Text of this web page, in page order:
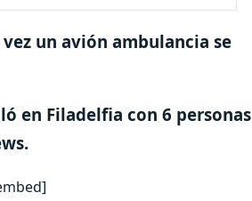
un avión ambulancia se
en Filadelfia con 6 personas